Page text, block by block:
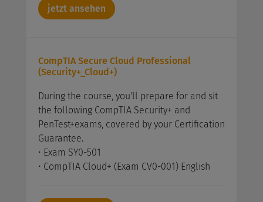
jetzt ansehen
CompTIA Secure Cloud Professional
(Security+_Cloud+)
During the course, you'll prepare for and sit
the following CompTIA Security+ and
PenTest+exams, covered by your Certification
Guarantee.
• Exam SY0-501
• CompTIA Cloud+ (Exam CV0-001) English